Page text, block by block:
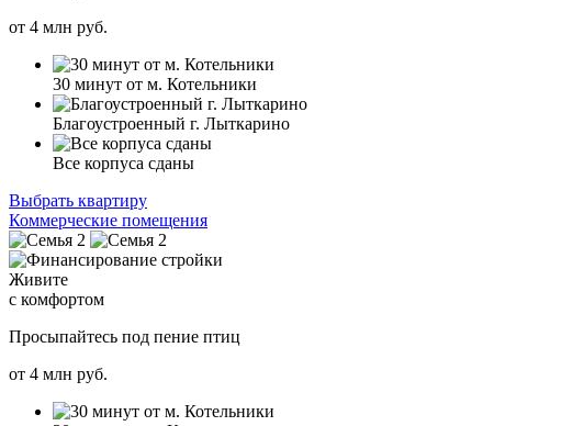
от 4 млн руб.
30 минут от м. Котельники
Благоустроенный г. Лыткарино
Все корпуса сданы
Выбрать квартиру
Коммерческие помещения
Живите
с комфортом
Просыпайтесь под пение птиц
от 4 млн руб.